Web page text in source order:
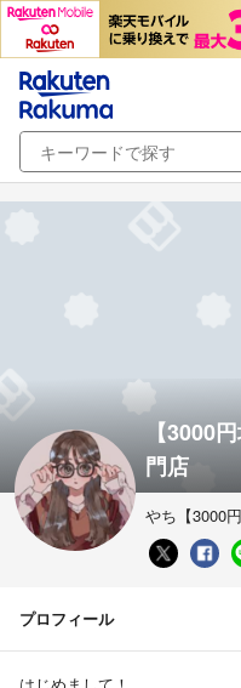
【3000
門店
やち【3000
プロフィール